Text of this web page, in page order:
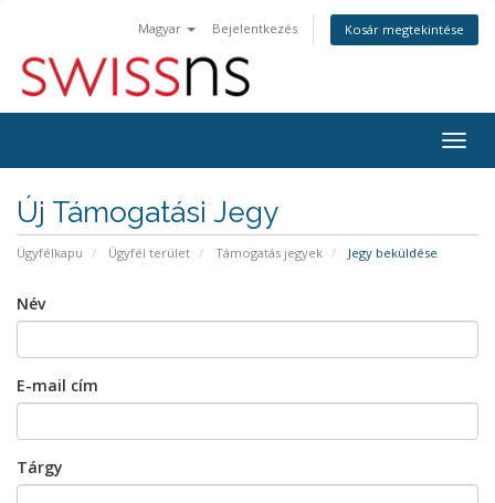
Magyar Bejelentkezés Kosár megtekintése
a
Új Támogatási Jegy
Ügyfélkapu Ügyfél terület Támogatás jegyek Jegy beküldése
Név
E-mail cím
Tárgy